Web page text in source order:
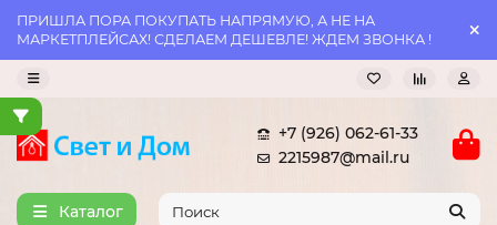
ПРИШЛА ПОРА ПОКУПАТЬ НАПРЯМУЮ, А НЕ НА
МАРКЕТПЛЕЙСАХ! СДЕЛАЕМ ДЕШЕВЛЕ! ЖДЕМ ЗВОНКА !
+7 (926) 062-61-33
2215987@mail.ru
Каталог